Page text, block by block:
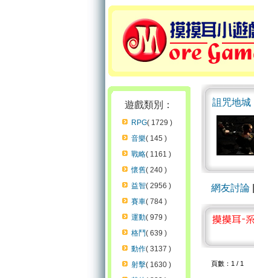
遊戲類別：
RPG( 1729 )
音樂( 145 )
戰略( 1161 )
懷舊( 240 )
益智( 2956 )
賽車( 784 )
運動( 979 )
格鬥( 639 )
動作( 3137 )
射擊( 1630 )
詛咒地城
網友討論
頁數：1 / 1